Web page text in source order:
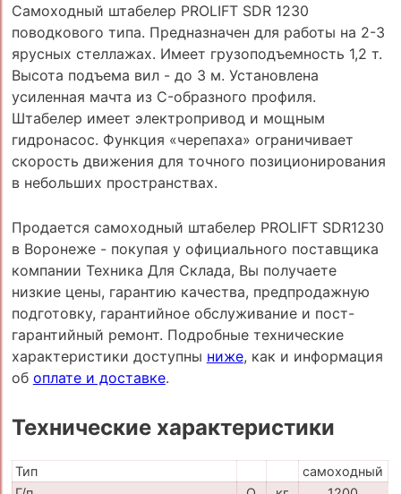
Самоходный штабелер PROLIFT SDR 1230
поводкового типа. Предназначен для работы на 2-3
ярусных стеллажах. Имеет грузоподъемность 1,2 т.
Высота подъема вил - до 3 м. Установлена
усиленная мачта из C-образного профиля.
Штабелер имеет электропривод и мощным
гидронасос. Функция «черепаха» ограничивает
скорость движения для точного позиционирования
в небольших пространствах.
Продается самоходный штабелер PROLIFT SDR1230
в Воронеже - покупая у официального поставщика
компании Техника Для Склада, Вы получаете
низкие цены, гарантию качества, предпродажную
подготовку, гарантийное обслуживание и пост-
гарантийный ремонт. Подробные технические
характеристики доступны ниже, как и информация
об оплате и доставке.
Технические характеристики
Тип
самоходный